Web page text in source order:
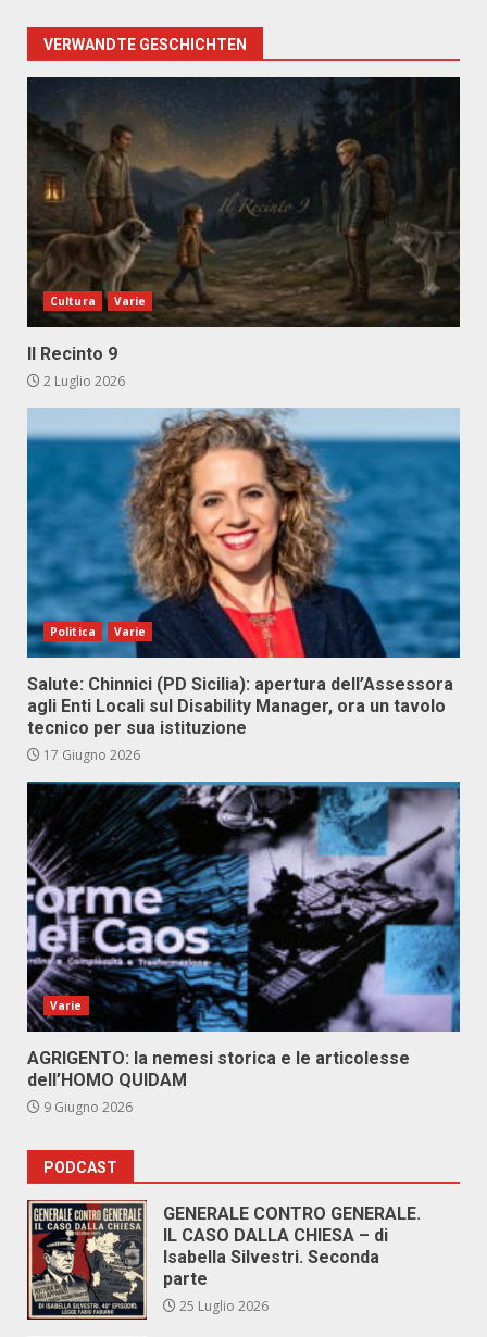
VERWANDTE GESCHICHTEN
Cultura Varie
Il Recinto 9
2 Luglio 2026
Politica Varie
Salute: Chinnici (PD Sicilia): apertura dell’Assessora
agli Enti Locali sul Disability Manager, ora un tavolo
tecnico per sua istituzione
17 Giugno 2026
Varie
AGRIGENTO: la nemesi storica e le articolesse
dell’HOMO QUIDAM
9 Giugno 2026
PODCAST
GENERALE CONTRO GENERALE.
IL CASO DALLA CHIESA – di
Isabella Silvestri. Seconda
parte
25 Luglio 2026